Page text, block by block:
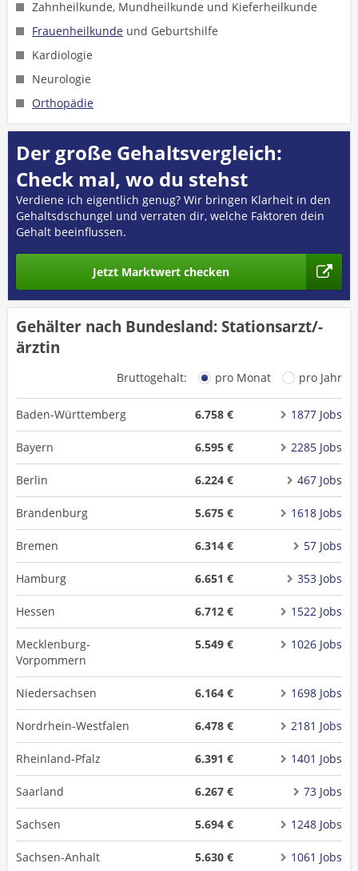
Zahnheilkunde, Mundheilkunde und Kieferheilkunde
Frauenheilkunde und Geburtshilfe
Kardiologie
Neurologie
Orthopädie
Der große Gehaltsvergleich:
Check mal, wo du stehst
Verdiene ich eigentlich genug? Wir bringen Klarheit in den
Gehaltsdschungel und verraten dir, welche Faktoren dein
Gehalt beeinflussen.
Jetzt Marktwert checken
Gehälter nach Bundesland: Stationsarzt/-
ärztin
Bruttogehalt: pro Monat pro Jahr
Baden-Württemberg 6.758 € 1877 Jobs
Bayern 6.595 € 2285 Jobs
Berlin 6.224 € 467 Jobs
Brandenburg 5.675 € 1618 Jobs
Bremen 6.314 € 57 Jobs
Hamburg 6.651 € 353 Jobs
Hessen 6.712 € 1522 Jobs
Mecklenburg-
Vorpommern
5.549 € 1026 Jobs
Niedersachsen 6.164 € 1698 Jobs
Nordrhein-Westfalen 6.478 € 2181 Jobs
Rheinland-Pfalz 6.391 € 1401 Jobs
Saarland 6.267 € 73 Jobs
Sachsen 5.694 € 1248 Jobs
Sachsen-Anhalt 5.630 € 1061 Jobs